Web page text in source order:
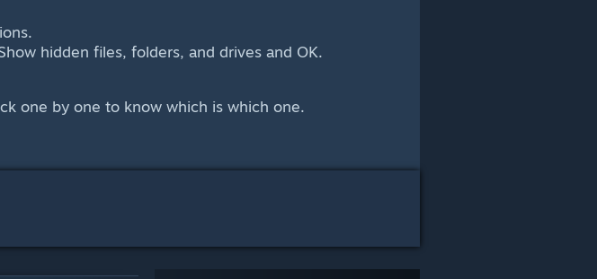
hidden files, folders, and drives and OK.
one by one to know which is which one.